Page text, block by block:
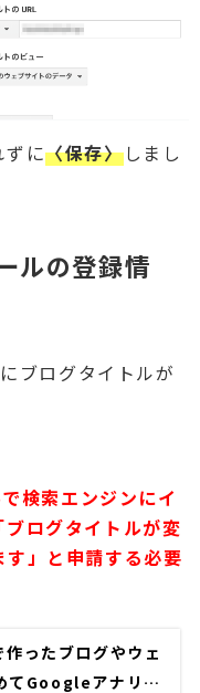
ずに〈保存〉しまし
ルの登録情
ブログタイトルが
検索エンジンにイ
ログタイトルが変
」と申請する必要
ったブログやウェ
てGoogleアナリテ